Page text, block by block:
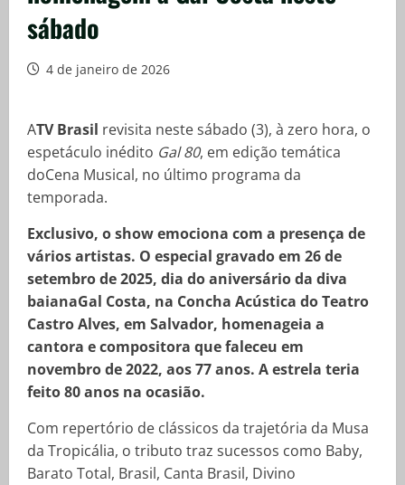
sábado
4 de janeiro de 2026
ATV Brasil revisita neste sábado (3), à zero hora, o
espetáculo inédito Gal 80, em edição temática
doCena Musical, no último programa da
temporada.
Exclusivo, o show emociona com a presença de
vários artistas. O especial gravado em 26 de
setembro de 2025, dia do aniversário da diva
baianaGal Costa, na Concha Acústica do Teatro
Castro Alves, em Salvador, homenageia a
cantora e compositora que faleceu em
novembro de 2022, aos 77 anos. A estrela teria
feito 80 anos na ocasião.
Com repertório de clássicos da trajetória da Musa
da Tropicália, o tributo traz sucessos como Baby,
Barato Total, Brasil, Canta Brasil, Divino